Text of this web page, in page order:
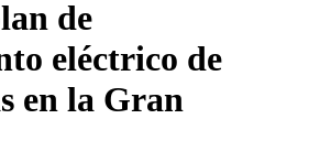
de
eléctrico de
en la Gran